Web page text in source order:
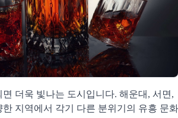
면 더욱 빛나는 도시입니다. 해운대, 서면,
한 지역에서 각기 다른 분위기의 유흥 문화